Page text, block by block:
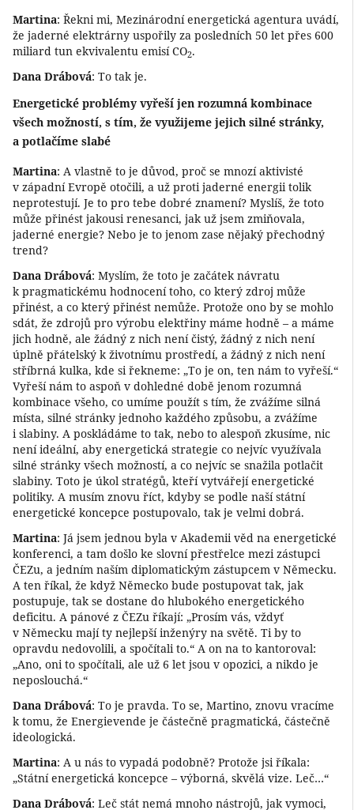
Martina: Řekni mi, Mezinárodní energetická agentura uvádí,
že jaderné elektrárny uspořily za posledních 50 let přes 600
miliard tun ekvivalentu emisí CO2.
Dana Drábová: To tak je.
Energetické problémy vyřeší jen rozumná kombinace
všech možností, s tím, že využijeme jejich silné stránky,
a potlačíme slabé
Martina: A vlastně to je důvod, proč se mnozí aktivisté
v západní Evropě otočili, a už proti jaderné energii tolik
neprotestují. Je to pro tebe dobré znamení? Myslíš, že toto
může přinést jakousi renesanci, jak už jsem zmiňovala,
jaderné energie? Nebo je to jenom zase nějaký přechodný
trend?
Dana Drábová: Myslím, že toto je začátek návratu
k pragmatickému hodnocení toho, co který zdroj může
přinést, a co který přinést nemůže. Protože ono by se mohlo
sdát, že zdrojů pro výrobu elektřiny máme hodně – a máme
jich hodně, ale žádný z nich není čistý, žádný z nich není
úplně přátelský k životnímu prostředí, a žádný z nich není
stříbrná kulka, kde si řekneme: „To je on, ten nám to vyřeší.“
Vyřeší nám to aspoň v dohledné době jenom rozumná
kombinace všeho, co umíme použít s tím, že zvážíme silná
místa, silné stránky jednoho každého způsobu, a zvážíme
i slabiny. A poskládáme to tak, nebo to alespoň zkusíme, nic
není ideální, aby energetická strategie co nejvíc využívala
silné stránky všech možností, a co nejvíc se snažila potlačit
slabiny. Toto je úkol stratégů, kteří vytvářejí energetické
politiky. A musím znovu říct, kdyby se podle naší státní
energetické koncepce postupovalo, tak je velmi dobrá.
Martina: Já jsem jednou byla v Akademii věd na energetické
konferenci, a tam došlo ke slovní přestřelce mezi zástupci
ČEZu, a jedním naším diplomatickým zástupcem v Německu.
A ten říkal, že když Německo bude postupovat tak, jak
postupuje, tak se dostane do hlubokého energetického
deficitu. A pánové z ČEZu říkají: „Prosím vás, vždyť
v Německu mají ty nejlepší inženýry na světě. Ti by to
opravdu nedovolili, a spočítali to.“ A on na to kantoroval:
„Ano, oni to spočítali, ale už 6 let jsou v opozici, a nikdo je
neposlouchá.“
Dana Drábová: To je pravda. To se, Martino, znovu vracíme
k tomu, že Energievende je částečně pragmatická, částečně
ideologická.
Martina: A u nás to vypadá podobně? Protože jsi říkala:
„Státní energetická koncepce – výborná, skvělá vize. Leč…“
Dana Drábová: Leč stát nemá mnoho nástrojů, jak vymoci,